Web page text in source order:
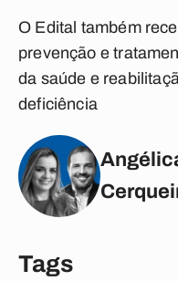
O Edital também
prevenção e
da saúde e
deficiência
Tags